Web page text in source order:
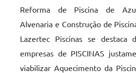
Reforma de Piscina de
Alvenaria e Construção de
Lazertec Piscinas se destaca
empresas de PISCINAS
viabilizar Aquecimento da